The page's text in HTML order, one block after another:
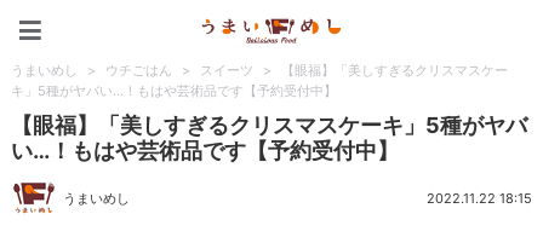
うまいめし > ウチごはん > スイーツ >
【眼福】「美しすぎるクリスマスケー
キ」5種がヤバい…！もはや芸術品です【予約受付中】
【眼福】「美しすぎるクリスマスケーキ」5種がヤバ
い…！もはや芸術品です【予約受付中】
うまいめし 2022.11.22 18:15